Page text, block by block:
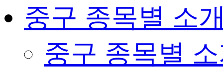
중구 종목별 소
중구 종목별